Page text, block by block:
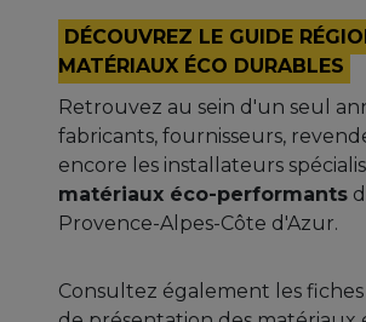
DÉCOUVREZ LE GUIDE
MATÉRIAUX ÉCO DURABLES
Retrouvez au sein d'un seul
fabricants, fournisseurs,
encore les installateurs
matériaux éco-performants
Provence-Alpes-Côte d'Azur.
Consultez également les